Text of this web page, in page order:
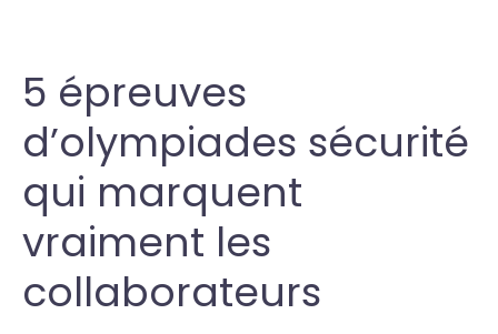
5 épreuves
d’olympiades sécurité
qui marquent
vraiment les
collaborateurs